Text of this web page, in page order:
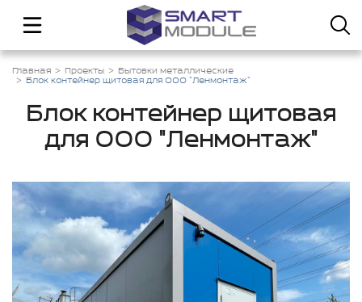
Главная Проекты
Бытовки металлические
Блок контейнер щитовая для ООО "Ленмонтаж"
Блок контейнер щитовая
для ООО "Ленмонтаж"